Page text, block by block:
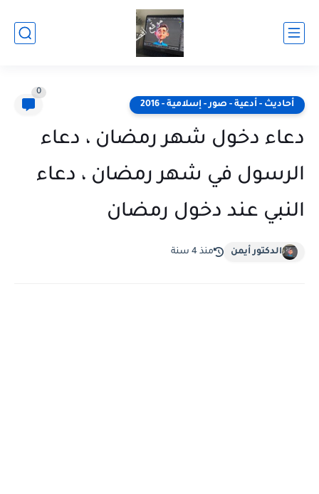
أحاديث - أدعية - صور - إسلامية - 2016
0
دعاء دخول شهر رمضان ، دعاء
الرسول في شهر رمضان ، دعاء
النبي عند دخول رمضان
الدكتور أيمن منذ 4 سنة